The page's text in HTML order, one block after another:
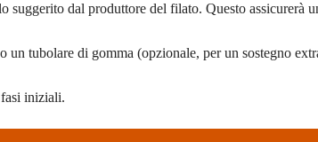
dal produttore del filato. Questo assicurerà
tubolare di gomma (opzionale, per un sostegno
iniziali.